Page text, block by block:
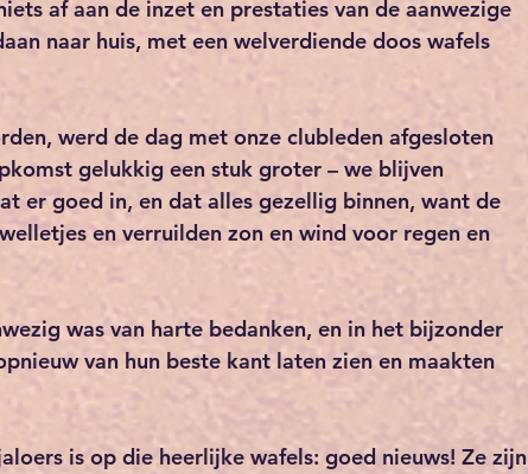
af aan de inzet en prestaties van de aanwezige
naar huis, met een welverdiende doos wafels
werd de dag met onze clubleden afgesloten
gelukkig een stuk groter – we blijven
er goed in, en dat alles gezellig binnen, want de
en verruilden zon en wind voor regen en
was van harte bedanken, en in het bijzonder
van hun beste kant laten zien en maakten
is op die heerlijke wafels: goed nieuws! Ze zijn